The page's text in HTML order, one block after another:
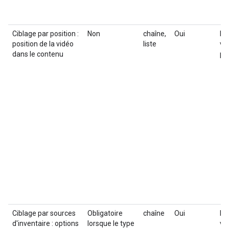
Ciblage par position :
position de la vidéo
dans le contenu
Non
chaîne,
liste
Oui
Ciblage par sources
d'inventaire : options
Obligatoire
lorsque le type
chaîne Oui